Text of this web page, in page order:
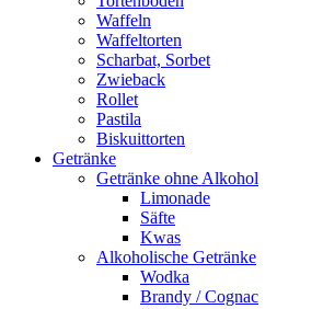
Waffeln
Waffeltorten
Scharbat, Sorbet
Zwieback
Rollet
Pastila
Biskuittorten
Getränke
Getränke ohne Alkohol
Limonade
Säfte
Kwas
Alkoholische Getränke
Wodka
Brandy / Cognac